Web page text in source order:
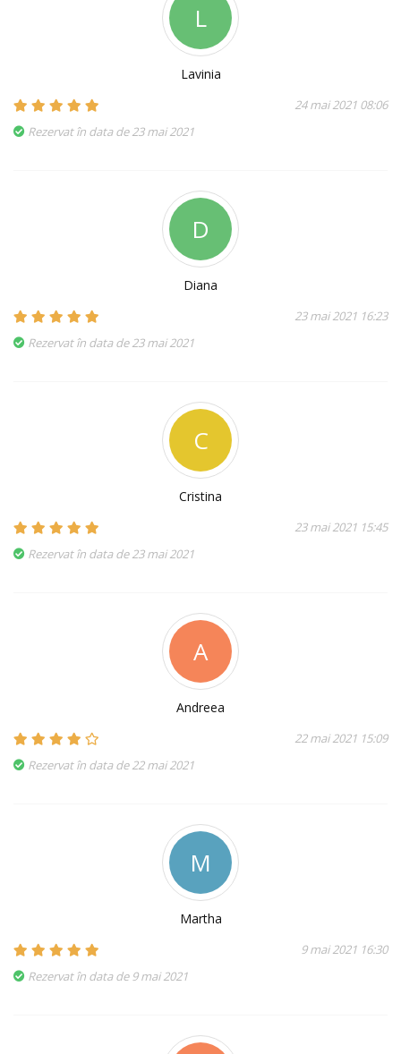
L
Lavinia
24 mai 2021 08:06
Rezervat în data de 23 mai 2021
D
Diana
23 mai 2021 16:23
Rezervat în data de 23 mai 2021
C
Cristina
23 mai 2021 15:45
Rezervat în data de 23 mai 2021
A
Andreea
22 mai 2021 15:09
Rezervat în data de 22 mai 2021
M
Martha
9 mai 2021 16:30
Rezervat în data de 9 mai 2021